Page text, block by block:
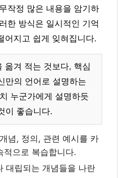
작정 많은 내용을 암기하
한 방식은 일시적인 기억
어지고 쉽게 잊혀집니다.
옮겨 적는 것보다, 핵심
만의 언어로 설명하는
누군가에게 설명하듯
이 좋습니다.
념, 정의, 관련 예시를 카
적으로 복습합니다.
대립되는 개념들을 나란